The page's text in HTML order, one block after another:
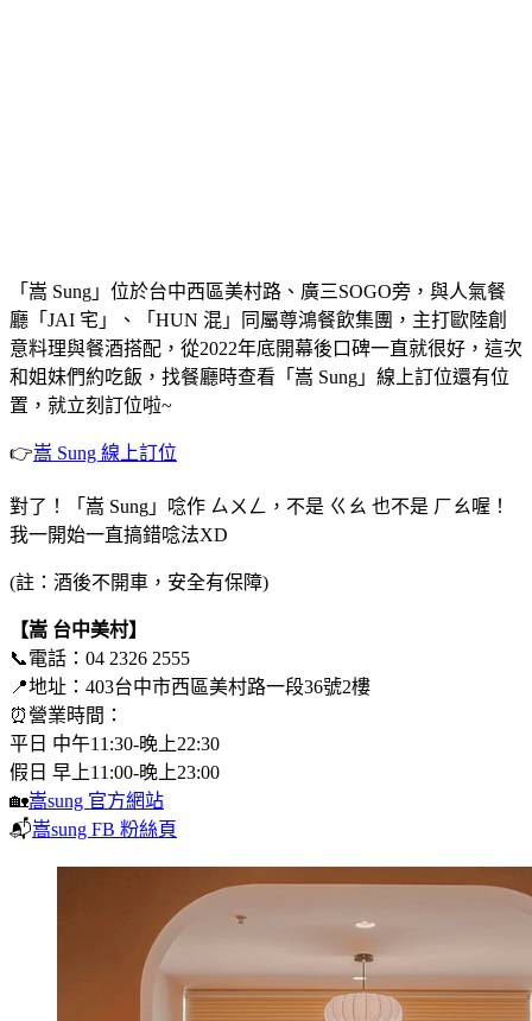
「嵩 Sung」位於台中西區美村路、廣三SOGO旁，與人氣餐
廳「JAI 宅」、「HUN 混」同屬尊鴻餐飲集團，主打歐陸創
意料理與餐酒搭配，從2022年底開幕後口碑一直就很好，這次
和姐妹們約吃飯，找餐廳時查看「嵩 Sung」線上訂位還有位
置，就立刻訂位啦~
👉嵩 Sung 線上訂位
對了！「嵩 Sung」唸作 ㄙㄨㄥ，不是 ㄍㄠ 也不是 ㄏㄠ喔！
我一開始一直搞錯唸法XD
(註：酒後不開車，安全有保障)
【嵩 台中美村】
📞電話：04 2326 2555
📍地址：403台中市西區美村路一段36號2樓
⏰營業時間：
平日 中午11:30-晚上22:30
假日 早上11:00-晚上23:00
🏡嵩sung 官方網站
📬嵩sung FB 粉絲頁